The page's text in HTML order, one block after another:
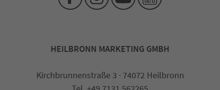
HEILBRONN MARKETING GMBH
Kirchbrunnenstraße 3 · 74072 Heilbronn